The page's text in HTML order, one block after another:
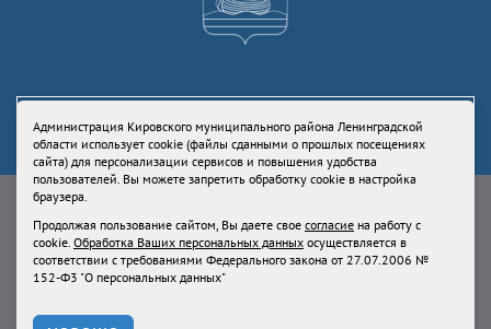
Свидетельство Роскомнадзора ЭЛ № ФС77-73336 от 24 июля 2018
Ленинградской области
Продолжая пользование сайтом, Вы даете своесогласиена работу с
cookie.Обработка Ваших персональных данных
Администрация Кировского муниципального района Ленинградской
области использует cookie (файлы сданными о прошлых посещениях
сайта) для персонализации сервисов и повышения удобства
пользователей. Вы можете запретить обработку cookie в настройка
браузера.
Продолжая пользование сайтом, Вы даете свое согласие на работу с
cookie. Обработка Ваших персональных данных осуществляется в
соответствии с требованиями Федерального закона от 27.07.2006 №
152-Ф3 "О персональных данных"